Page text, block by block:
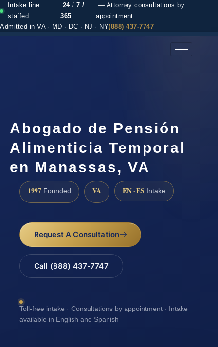
Intake line
staffed
24 / 7 /
365
— Attorney consultations by
appointment
Admitted in VA · MD · DC · NJ · NY(888) 437-7747
Abogado de Pensión
Alimenticia Temporal
en Manassas, VA
1997 Founded VA EN · ES Intake
Request A Consultation
Call (888) 437-7747
Toll-free intake · Consultations by appointment · Intake
available in English and Spanish